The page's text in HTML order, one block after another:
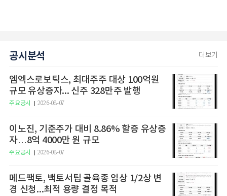
공시분석 더보기
엠엑스로보틱스, 최대주주 대상 100억원
규모 유상증자... 신주 328만주 발행
주요공시 2026-08-07
이노진, 기준주가 대비 8.86% 할증 유상증
자…8억 4000만 원 규모
주요공시 2026-08-07
메드팩토, 백토서팁 골육종 임상 1/2상 변
경 신청...최적 용량 결정 목적